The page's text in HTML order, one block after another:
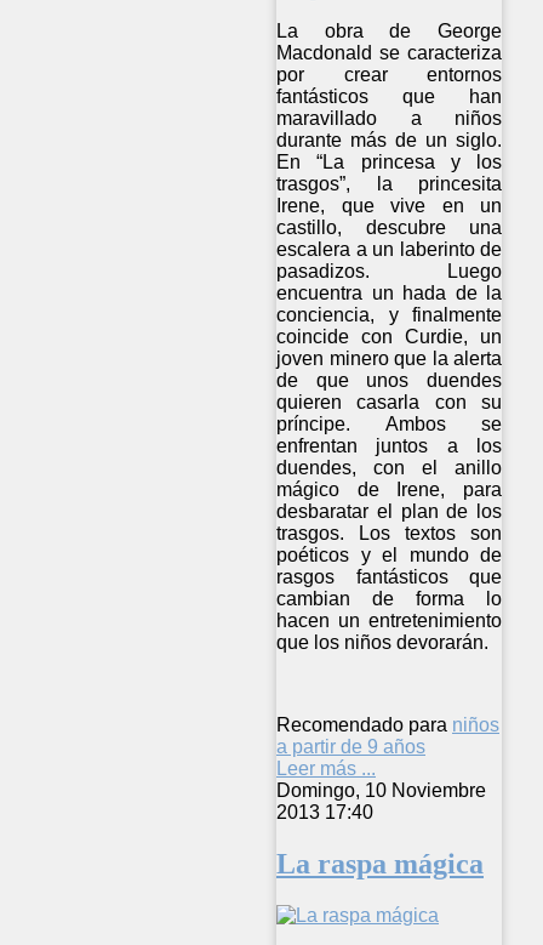
La obra de George
Macdonald se caracteriza
por crear entornos
fantásticos que han
maravillado a niños
durante más de un siglo.
En “La princesa y los
trasgos”, la princesita
Irene, que vive en un
castillo, descubre una
escalera a un laberinto de
pasadizos. Luego
encuentra un hada de la
conciencia, y finalmente
coincide con Curdie, un
joven minero que la alerta
de que unos duendes
quieren casarla con su
príncipe. Ambos se
enfrentan juntos a los
duendes, con el anillo
mágico de Irene, para
desbaratar el plan de los
trasgos. Los textos son
poéticos y el mundo de
rasgos fantásticos que
cambian de forma lo
hacen un entretenimiento
que los niños devorarán.
Recomendado para niños
a partir de 9 años
Leer más ...
Domingo, 10 Noviembre
2013 17:40
La raspa mágica